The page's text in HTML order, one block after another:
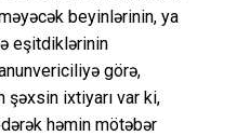
beyinlərinin, ya
eşitdiklərinin
görə,
şəxsin ixtiyarı var ki,
həmin mötəbər